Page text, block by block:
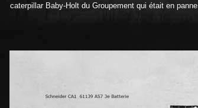
caterpillar Baby-Holt du Groupement qui était en panne.